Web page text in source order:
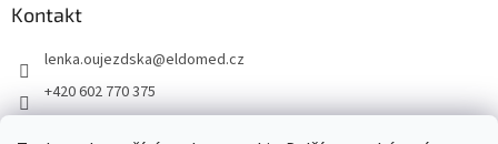
Kontakt
lenka.oujezdska@eldomed.cz
+420 602 770 375